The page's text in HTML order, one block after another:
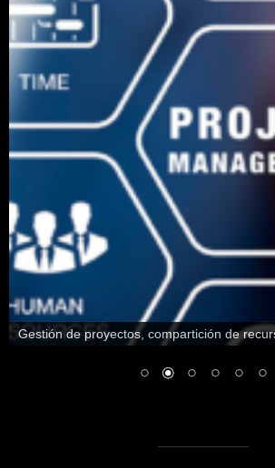
Gestión de proyectos, compartición de